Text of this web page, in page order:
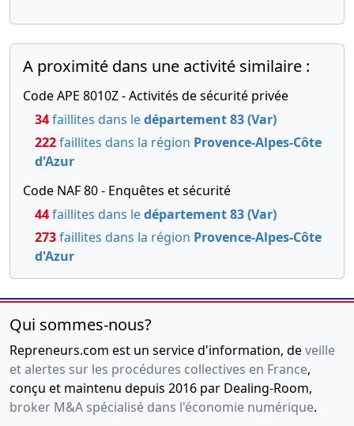
A proximité dans une activité similaire :
Code APE 8010Z - Activités de sécurité privée
34faillites dans ledépartement 83 (Var)
222faillites dans la région Provence-Alpes-Côte
d'Azur
Code NAF 80 - Enquêtes et sécurité
44faillites dans ledépartement 83 (Var)
273faillites dans la région Provence-Alpes-Côte
d'Azur
Qui sommes-nous?
Repreneurs.com est un service d'information, deveille
et alertes sur les procédures collectives en France,
conçu et maintenu depuis 2016 par Dealing-Room,
broker M&A spécialisé dans l'économie numérique.